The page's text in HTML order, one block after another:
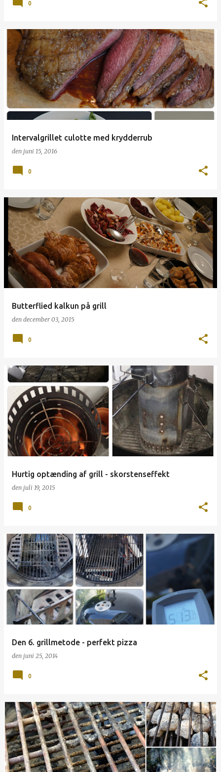
0
Intervalgrillet culotte med krydderrub
den juni 15, 2016
0
Butterflied kalkun på grill
den december 03, 2015
0
Hurtig optænding af grill - skorstenseffekt
den juli 19, 2015
0
Den 6. grillmetode - perfekt pizza
den juni 25, 2014
0